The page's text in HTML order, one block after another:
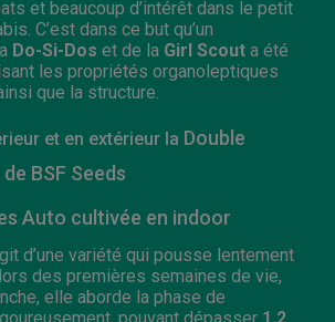
et beaucoup d’intérêt dans le petit
C’est dans ce but qu’un
Do-Si-Dos et de la Girl Scout a été
les propriétés organoleptiques
que la structure.
et en extérieur la Double
BSF Seeds
Auto cultivée en indoor
d’une variété qui pousse lentement
des premières semaines de vie,
elle aborde la phase de
pouvant dépasser 1,2